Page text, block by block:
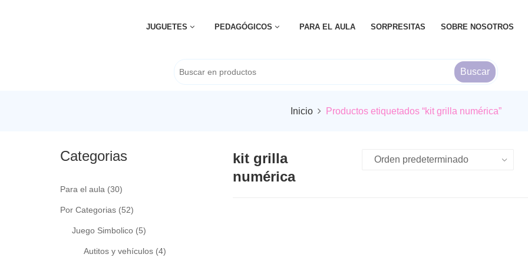
JUGUETES PEDAGÓGICOS PARA EL AULA SORPRESITAS SOBRE NOSOTROS
Buscar
Inicio Productos etiquetados “kit grilla numérica”
Categorias
Para el aula (30)
Por Categorias (52)
Juego Simbolico (5)
Autitos y vehículos (4)
kit grilla
numérica